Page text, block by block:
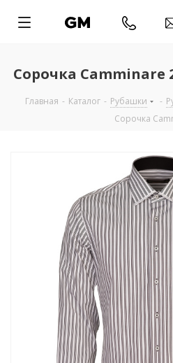
Сорочка Camminare
Главная - Каталог - Рубашки -
Сорочка